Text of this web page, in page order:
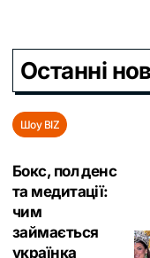
Останні
Шоу BIZ
Бокс, пол денс
та медитації:
чим
займається
українка